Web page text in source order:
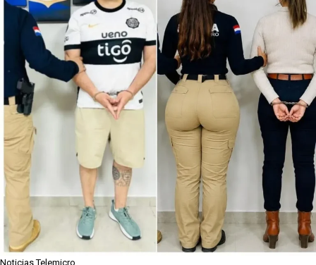
Noticias Telemicro